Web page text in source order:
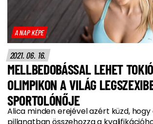
A NAP KÉPE
2021. 06. 16.
MELLBEDOBÁSSAL LEHET
OLIMPIKON A VILÁG
SPORTOLÓNŐJE
Alica minden erejével azért küzd, hogy